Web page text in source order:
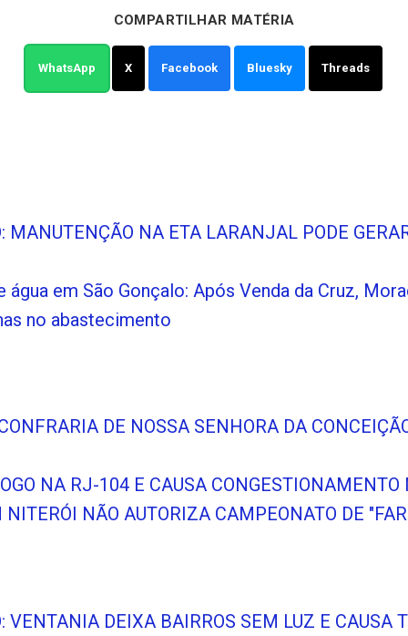
COMPARTILHAR MATÉRIA
WhatsApp X Facebook Bluesky Threads
MANUTENÇÃO NA ETA LARANJAL PODE
em São Gonçalo: Após Venda da Cruz,
no abastecimento
DE NOSSA SENHORA DA
NA RJ-104 E CAUSA
NÃO AUTORIZA CAMPEONATO DE
VENTANIA DEIXA BAIRROS SEM LUZ E CAUSA